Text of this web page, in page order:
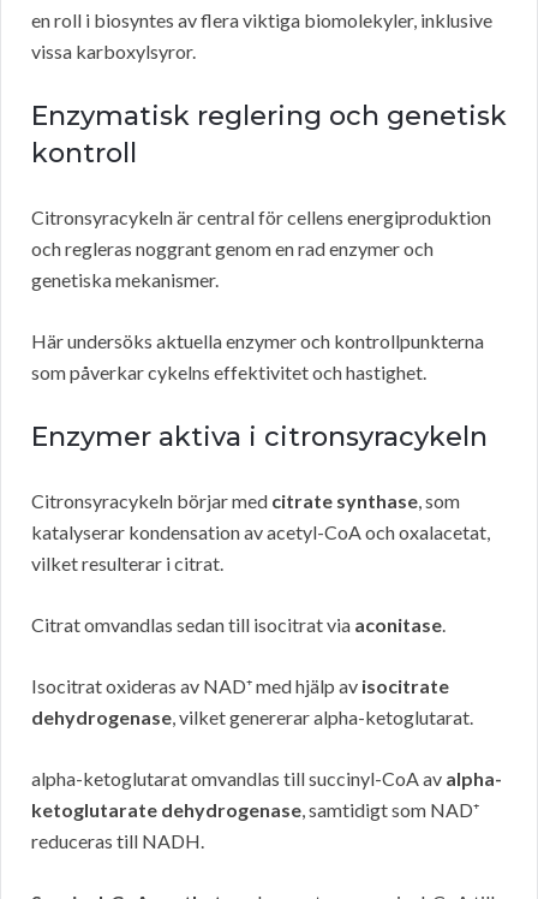
en roll i biosyntes av flera viktiga biomolekyler, inklusive
vissa karboxylsyror.
Enzymatisk reglering och genetisk
kontroll
Citronsyracykeln är central för cellens energiproduktion
och regleras noggrant genom en rad enzymer och
genetiska mekanismer.
Här undersöks aktuella enzymer och kontrollpunkterna
som påverkar cykelns effektivitet och hastighet.
Enzymer aktiva i citronsyracykeln
Citronsyracykeln börjar med citrate synthase, som
katalyserar kondensation av acetyl-CoA och oxalacetat,
vilket resulterar i citrat.
Citrat omvandlas sedan till isocitrat via aconitase.
Isocitrat oxideras av NAD⁺ med hjälp av isocitrate
dehydrogenase, vilket genererar alpha-ketoglutarat.
alpha-ketoglutarat omvandlas till succinyl-CoA av alpha-
ketoglutarate dehydrogenase, samtidigt som NAD⁺
reduceras till NADH.